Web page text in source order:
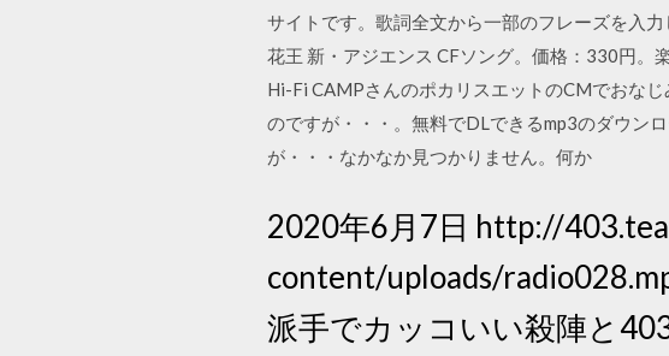
サイトです。歌詞全文から一部のフレーズを入
花王 新・アジエンス CFソング。価格：330円。
Hi-Fi CAMPさんのポカリスエットのCMでおな
のですが・・・。無料でDLできるmp3のダウン
が・・・なかなか見つかりません。何か
2020年6月7日 http://
content/uploads/
派手でカッコいい殺陣と